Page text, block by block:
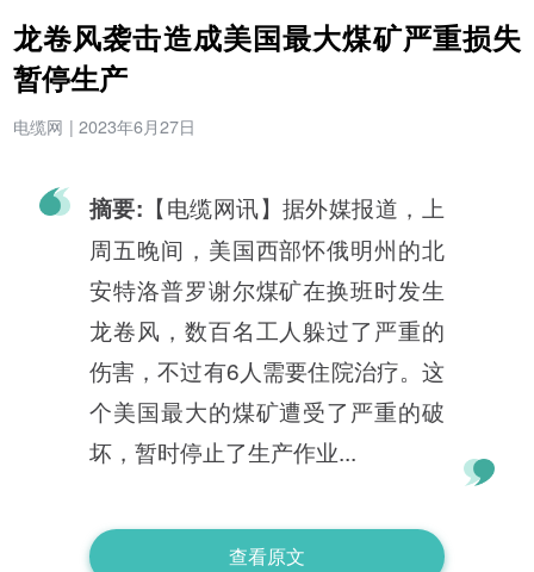
龙卷风袭击造成美国最大煤矿严重损失
暂停生产
电缆网 | 2023年6月27日
摘要: 【电缆网讯】据外媒报道，上
周五晚间，美国西部怀俄明州的北
安特洛普罗谢尔煤矿在换班时发生
龙卷风，数百名工人躲过了严重的
伤害，不过有6人需要住院治疗。这
个美国最大的煤矿遭受了严重的破
坏，暂时停止了生产作业...
查看原文